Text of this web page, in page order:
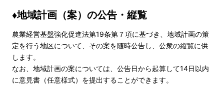
♦地域計画（案）の公告・縦覧
農業経営基盤強化促進法第19条第７項に基づき、地域計画の策
定を行う地区について、その案を随時公告し、公衆の縦覧に供
します。
なお、地域計画の案については、公告日から起算して14日以内
に意見書（任意様式）を提出することができます。